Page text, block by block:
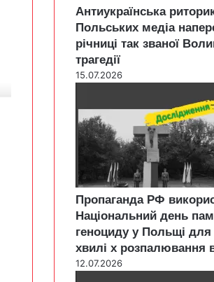
Антиукраїнська
Польських медіа
річниці так званої
трагедії
15.07.2026
Пропаганда РФ
Національний день
геноциду у Польщі для
хвилі х розпалювання
12.07.2026